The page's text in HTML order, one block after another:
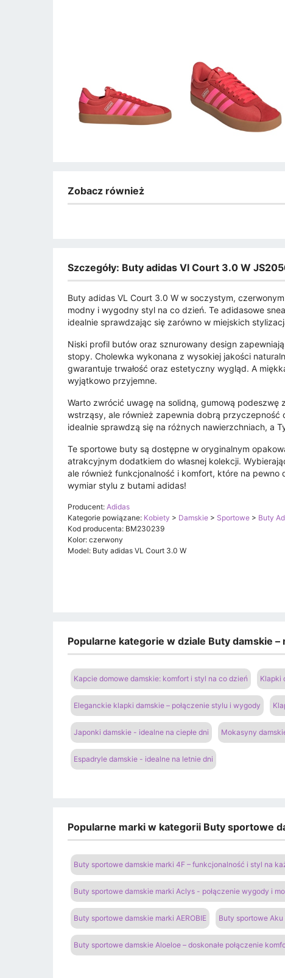
Zobacz również
Szczegóły: Buty adidas Vl Court 3.0 W
Buty adidas VL Court 3.0 W w soczystym,
modny i wygodny styl na co dzień. Te adidasowe
idealnie sprawdzając się zarówno w miejskich
Niski profil butów oraz sznurowany design
stopy. Cholewka wykonana z wysokiej jakości
gwarantuje trwałość oraz estetyczny wygląd. A
wyjątkowo przyjemne.
Warto zwrócić uwagę na solidną, gumową
wstrząsy, ale również zapewnia dobrą przyczepność
idealnie sprawdzą się na różnych nawierzchniach, a
Te sportowe buty są dostępne w oryginalnym
atrakcyjnym dodatkiem do własnej kolekcji.
ale również funkcjonalność i komfort, które na
wymiar stylu z butami adidas!
Producent: Adidas
Kategorie powiązane: Kobiety > Damskie > Sportowe > Buty
Kod producenta: BM230239
Kolor: czerwony
Model: Buty adidas VL Court 3.0 W
Popularne kategorie w dziale Buty damskie
Kapcie domowe damskie: komfort i styl na co dzień Klapki
Eleganckie klapki damskie – połączenie stylu i wygody
Japonki damskie - idealne na ciepłe dni Mokasyny
Espadryle damskie - idealne na letnie dni
Popularne marki w kategorii Buty sportowe
Buty sportowe damskie marki 4F – funkcjonalność i styl na
Buty sportowe damskie marki Aclys - połączenie wygody i
Buty sportowe damskie marki AEROBIE Buty sportowe
Buty sportowe damskie Aloeloe – doskonałe połączenie